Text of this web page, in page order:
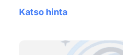
Katso hinta